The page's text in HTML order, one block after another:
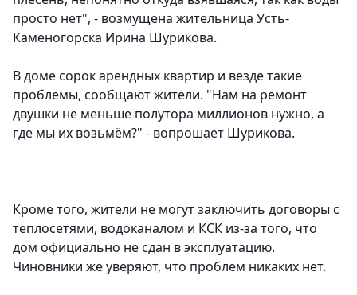
просто нет", - возмущена жительница Усть-
Каменогорска Ирина Шурикова.
В доме сорок арендных квартир и везде такие
проблемы, сообщают жители. "Нам на ремонт
двушки не меньше полутора миллионов нужно, а
где мы их возьмём?" - вопрошает Шурикова.
Кроме того, жители не могут заключить договоры с
теплосетями, водоканалом и КСК из-за того, что
дом официально не сдан в эксплуатацию.
Чиновники же уверяют, что проблем никаких нет.